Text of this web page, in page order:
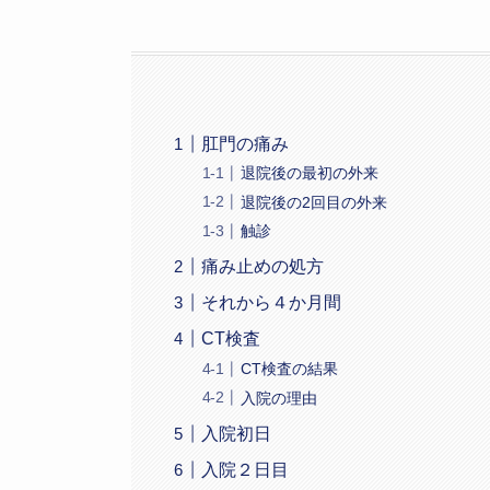
肛門の痛み
退院後の最初の外来
退院後の2回目の外来
触診
痛み止めの処方
それから４か月間
CT検査
CT検査の結果
入院の理由
入院初日
入院２日目